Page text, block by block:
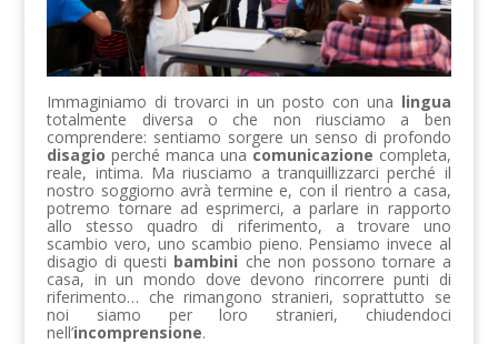
Immaginiamo di trovarci in un posto con una lingua
totalmente diversa o che non riusciamo a ben
comprendere: sentiamo sorgere un senso di profondo
disagio perché manca una comunicazione completa,
reale, intima. Ma riusciamo a tranquillizzarci perché il
nostro soggiorno avrà termine e, con il rientro a casa,
potremo tornare ad esprimerci, a parlare in rapporto
allo stesso quadro di riferimento, a trovare uno
scambio vero, uno scambio pieno. Pensiamo invece al
disagio di questi bambini che non possono tornare a
casa, in un mondo dove devono rincorrere punti di
riferimento… che rimangono stranieri, soprattutto se
noi siamo per loro stranieri, chiudendoci
nell’incomprensione.